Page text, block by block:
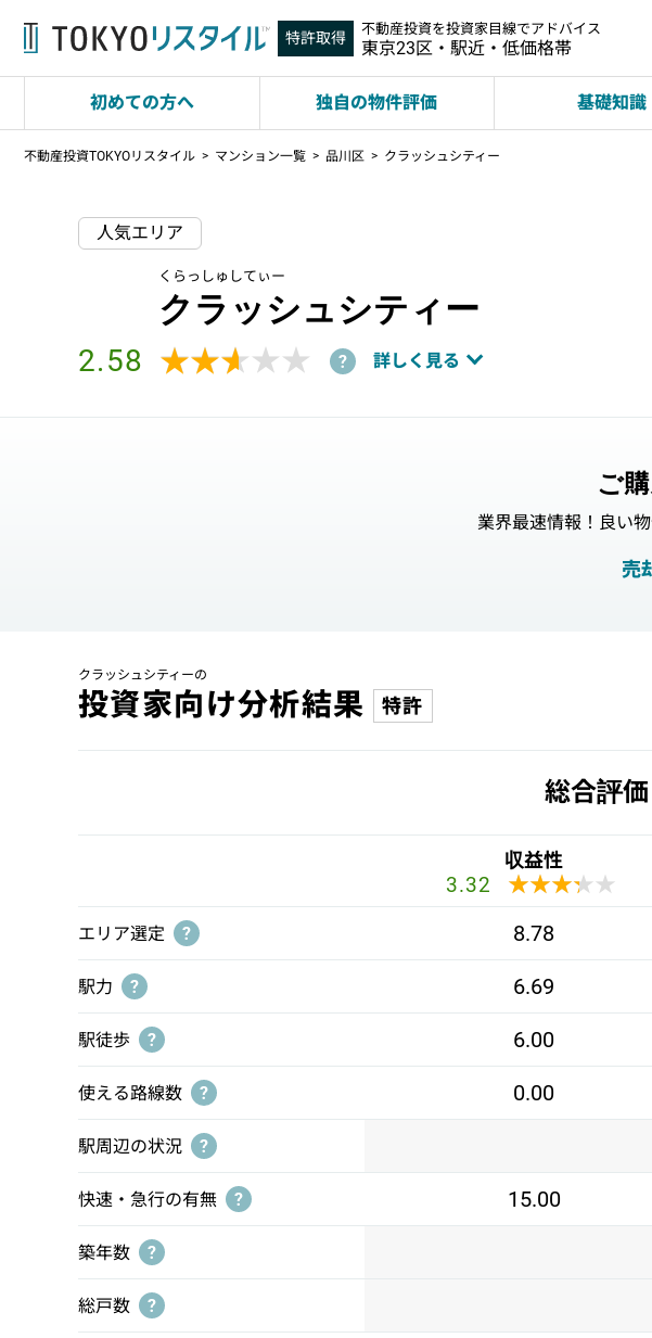
特許取得 不動産投資を投資家目線でアドバイス
東京23区・駅近・低価格帯
初めての方へ 独自の物件評価 基礎知識
不動産投資TOKYOリスタイル マンション一覧 品川区 クラッシュシティー
人気エリア
くらっしゅしてぃー
クラッシュシティー
2.58 ★★★★★
★★★★★ ? 詳しく見る
ご
業界最速情報！良い
売
クラッシュシティーの
投資家向け分析結果 特許
総合評価
収益性
3.32 ★★★★★
★★★★★
エリア選定 ? 8.78
駅力 ? 6.69
駅徒歩 ? 6.00
使える路線数 ? 0.00
駅周辺の状況 ?
快速・急行の有無 ? 15.00
築年数 ?
総戸数 ?